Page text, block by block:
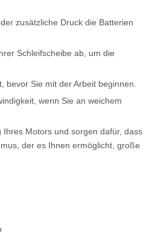
zusätzliche Druck die Batterien
Schleifscheibe ab, um die
bevor Sie mit der Arbeit beginnen.
wenn Sie an weichem
Motors und sorgen dafür, dass
der es Ihnen ermöglicht, große